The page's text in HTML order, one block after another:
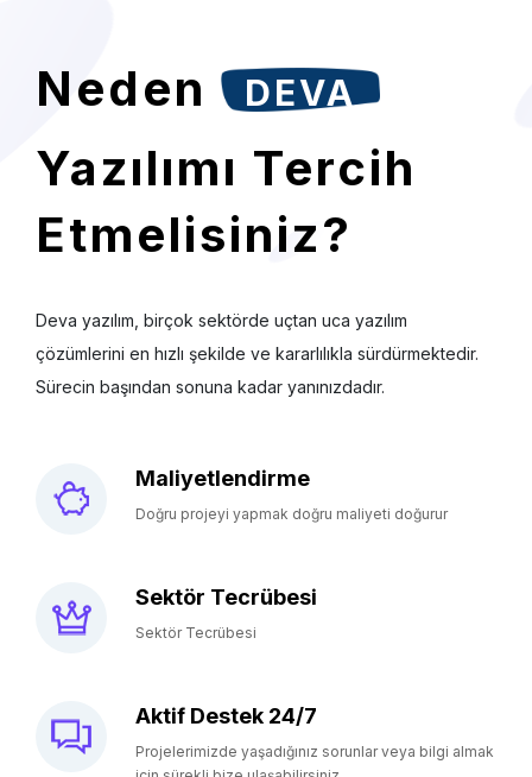
Neden DEVA
Yazılımı Tercih
Etmelisiniz?
Deva yazılım, birçok sektörde uçtan uca yazılım
çözümlerini en hızlı şekilde ve kararlılıkla sürdürmektedir.
Sürecin başından sonuna kadar yanınızdadır.
Maliyetlendirme
Doğru projeyi yapmak doğru maliyeti doğurur
Sektör Tecrübesi
Sektör Tecrübesi
Aktif Destek 24/7
Projelerimizde yaşadığınız sorunlar veya bilgi almak